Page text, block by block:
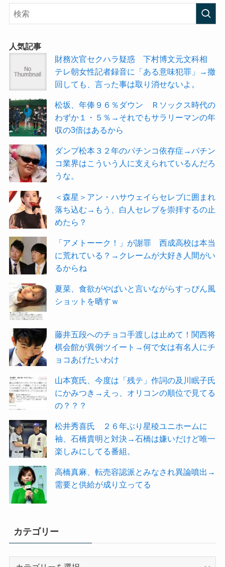
人気記事
財務次官セクハラ疑惑 下村博文元文科相
テレ朝女性記者録音に「ある意味犯罪」→撤
回しても、言った事は取り消せないよ。
松坂、年俸９６％ダウン Ｒソックス時代の
わずか１・５％→それでもサラリーマンの年
収の3倍はあるから
ダンプ松本３２年のパチンコ依存症→パチン
コ業界はこういう人に支えられているんだろ
うな。
＜森星＞アン・ハサウェイらセレブに囲まれ
落ち込む→もう、白人セレブを崇拝するの止
めたら？
「アメトーーク！」が謝罪 西成高校は本当
に荒れている？→クレームが大好き人間がい
るからね
夏菜、食欲がやばいと言いながらすっぴん風
ショットを晒すｗ
藤井五段へのチョコ手渡しは止めて！関西将
棋会館が異例ツイート→何で女は有名人にチ
ョコあげたいわけ
山本寛氏、今度は「残テ」作詞の及川眠子氏
にかみつき→えっ、オリコンの順位で見てる
の？？？
松井秀喜氏 ２６年ぶり星稜ユニホームに
袖、石橋貴明と対決→石橋は嫌いだけど唯一
楽しみにしてる番組。
高橋真麻、転売容認派とみなされ異論噴出→
需要と供給が成り立ってる
カテゴリー